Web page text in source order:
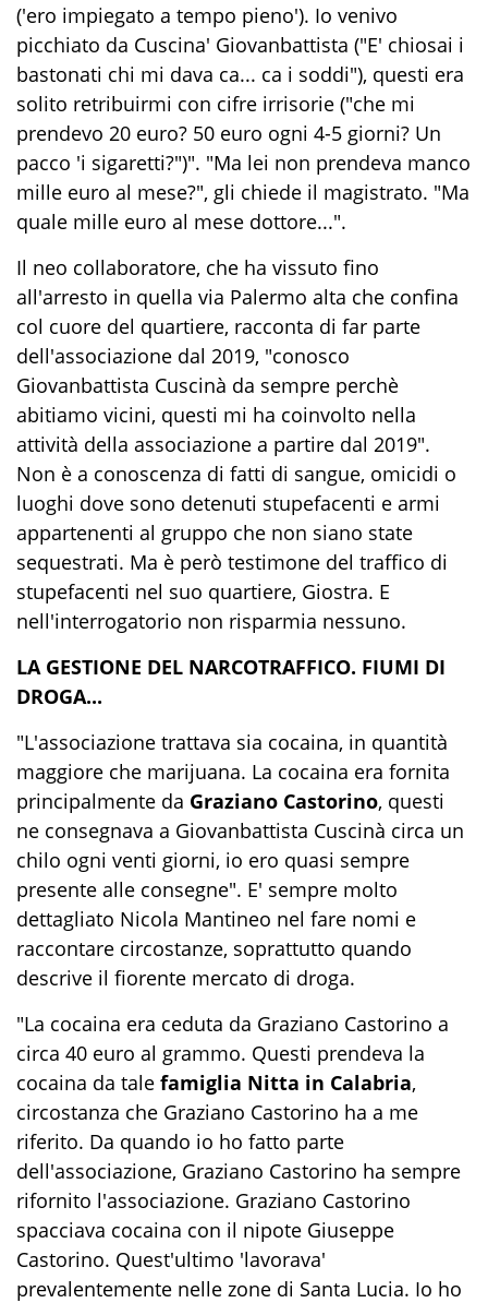
('ero impiegato a tempo pieno'). Io venivo
picchiato da Cuscina' Giovanbattista ("E' chiosai i
bastonati chi mi dava ca... ca i soddi"), questi era
solito retribuirmi con cifre irrisorie ("che mi
prendevo 20 euro? 50 euro ogni 4-5 giorni? Un
pacco 'i sigaretti?")". "Ma lei non prendeva manco
mille euro al mese?", gli chiede il magistrato. "Ma
quale mille euro al mese dottore...".
Il neo collaboratore, che ha vissuto fino
all'arresto in quella via Palermo alta che confina
col cuore del quartiere, racconta di far parte
dell'associazione dal 2019, "conosco
Giovanbattista Cuscinà da sempre perchè
abitiamo vicini, questi mi ha coinvolto nella
attività della associazione a partire dal 2019".
Non è a conoscenza di fatti di sangue, omicidi o
luoghi dove sono detenuti stupefacenti e armi
appartenenti al gruppo che non siano state
sequestrati. Ma è però testimone del traffico di
stupefacenti nel suo quartiere, Giostra. E
nell'interrogatorio non risparmia nessuno.
LA GESTIONE DEL NARCOTRAFFICO. FIUMI DI
DROGA...
"L'associazione trattava sia cocaina, in quantità
maggiore che marijuana. La cocaina era fornita
principalmente da Graziano Castorino, questi
ne consegnava a Giovanbattista Cuscinà circa un
chilo ogni venti giorni, io ero quasi sempre
presente alle consegne". E' sempre molto
dettagliato Nicola Mantineo nel fare nomi e
raccontare circostanze, soprattutto quando
descrive il fiorente mercato di droga.
"La cocaina era ceduta da Graziano Castorino a
circa 40 euro al grammo. Questi prendeva la
cocaina da tale famiglia Nitta in Calabria,
circostanza che Graziano Castorino ha a me
riferito. Da quando io ho fatto parte
dell'associazione, Graziano Castorino ha sempre
rifornito l'associazione. Graziano Castorino
spacciava cocaina con il nipote Giuseppe
Castorino. Quest'ultimo 'lavorava'
prevalentemente nelle zone di Santa Lucia. Io ho